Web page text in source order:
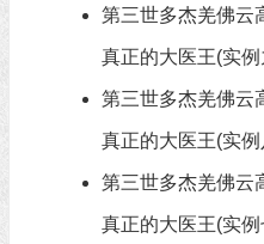
第三世多杰羌佛云
真正的大医王(实例
第三世多杰羌佛云
真正的大医王(实例
第三世多杰羌佛云
真正的大医王(实例